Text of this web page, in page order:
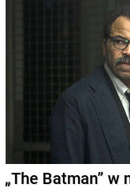
„The Batman” w